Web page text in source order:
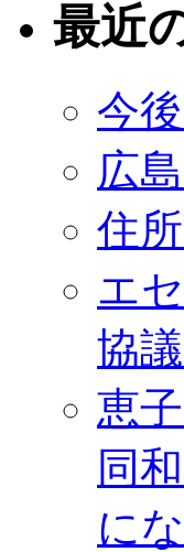
最近
今
広
住
エ
協
恵
同
に